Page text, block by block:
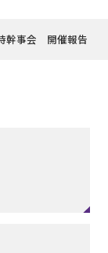
幹事会 開催報告